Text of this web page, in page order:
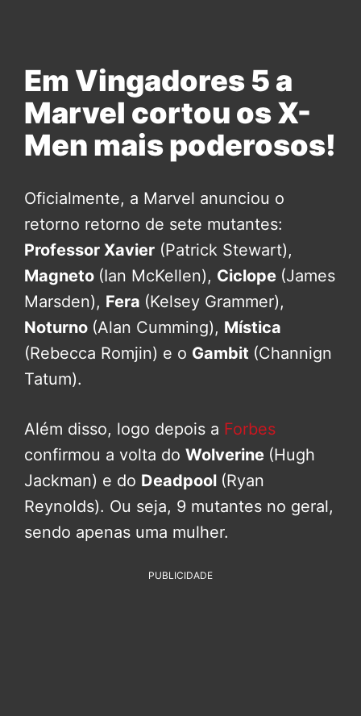
Em Vingadores 5 a
Marvel cortou os X-
Men mais poderosos!
Oficialmente, a Marvel anunciou o
retorno retorno de sete mutantes:
Professor Xavier (Patrick Stewart),
Magneto (Ian McKellen), Ciclope (James
Marsden), Fera (Kelsey Grammer),
Noturno (Alan Cumming), Mística
(Rebecca Romjin) e o Gambit (Channign
Tatum).
Além disso, logo depois a Forbes
confirmou a volta do Wolverine (Hugh
Jackman) e do Deadpool (Ryan
Reynolds). Ou seja, 9 mutantes no geral,
sendo apenas uma mulher.
PUBLICIDADE